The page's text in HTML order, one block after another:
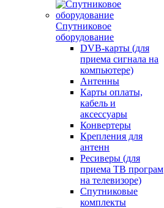
Спутниковое
оборудование
DVB-карты (для
приема сигнала на
компьютере)
Антенны
Карты оплаты,
кабель и
аксессуары
Конвертеры
Крепления для
антенн
Ресиверы (для
приема ТВ програм
на телевизоре)
Спутниковые
комплекты